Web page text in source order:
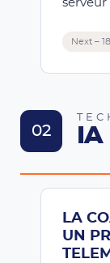
serveur
Next –
02
LA
UN